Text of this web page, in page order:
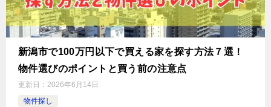
新潟市で100万円以下で買える家を探す方法７選！
物件選びのポイントと買う前の注意点
更新日： 2026年6月14日
物件探し